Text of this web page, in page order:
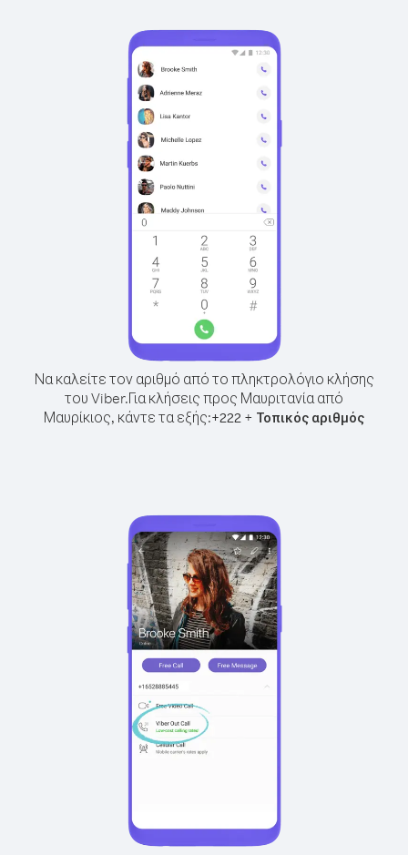
Να καλείτε τον αριθμό από το πληκτρολόγιο κλήσης
του Viber.Για κλήσεις προς Μαυριτανία από
Μαυρίκιος, κάντε τα εξής:+222 + Τοπικός αριθμός